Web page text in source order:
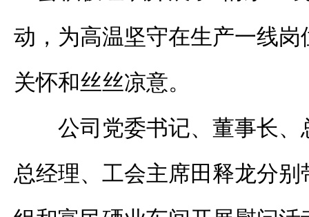
动，为高温坚守在生产一线
关怀和丝丝凉意。
公司党委书记、董事长
总经理、工会主席田释龙分